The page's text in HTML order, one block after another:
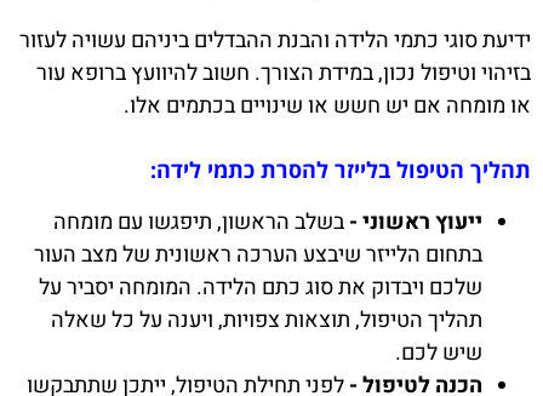
ידיעת סוגי כתמי הלידה והבנת ההבדלים ביניהם עשויה לעזור
בזיהוי וטיפול נכון, במידת הצורך. חשוב להיוועץ ברופא עור
או מומחה אם יש חשש או שינויים בכתמים אלו.
תהליך הטיפול בלייזר להסרת כתמי לידה:
ייעוץ ראשוני -בשלב הראשון, תיפגשו עם מומחה
בתחום הלייזר שיבצע הערכה ראשונית של מצב העור
שלכם ויבדוק את סוג כתם הלידה. המומחה יסביר על
תהליך הטיפול, תוצאות צפויות, ויענה על כל שאלה
שיש לכם.
הכנה לטיפול -לפני תחילת הטיפול, ייתכן שתתבקשו